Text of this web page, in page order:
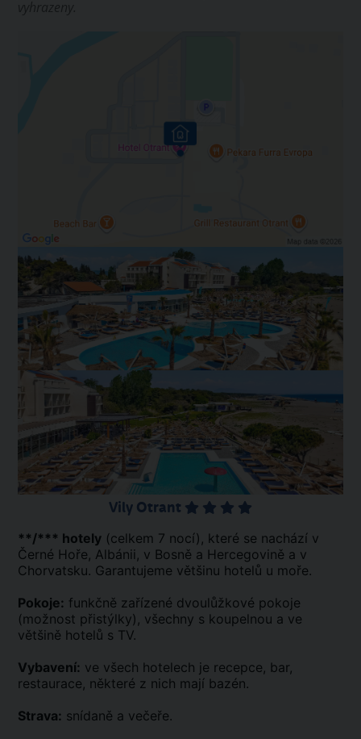
Vily Otrant
**/*** hotely (celkem 7 nocí), které se nachází v
Černé Hoře, Albánii, v Bosně a Hercegovině a v
Chorvatsku. Garantujeme většinu hotelů u moře.
Pokoje: funkčně zařízené dvoulůžkové pokoje
(možnost přistýlky), všechny s koupelnou a ve
většině hotelů s TV.
Vybavení: ve všech hotelech je recepce, bar,
restaurace, některé z nich mají bazén.
Strava: snídaně a večeře.